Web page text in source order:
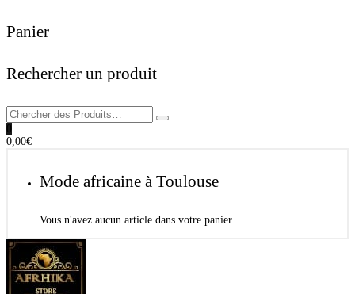
Panier
Rechercher un produit
0,00€
Mode africaine à Toulouse
Vous n'avez aucun article dans votre panier